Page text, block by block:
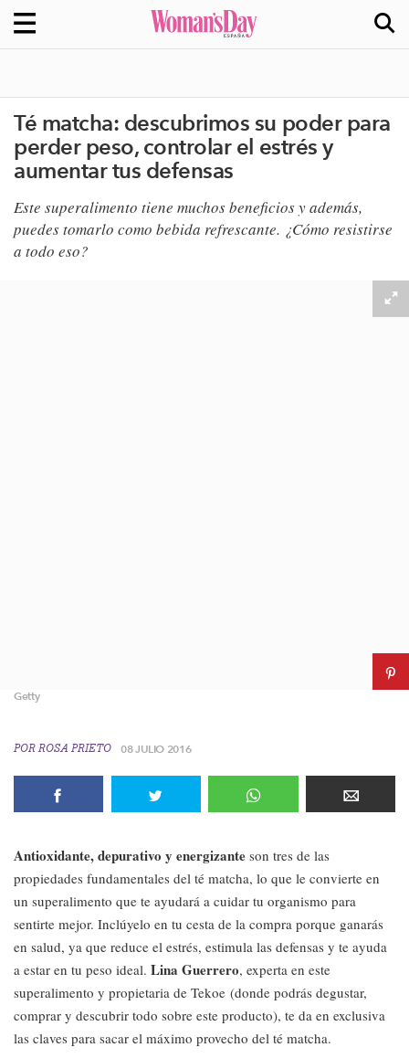
Té matcha: descubrimos su poder para
perder peso, controlar el estrés y
aumentar tus defensas
Este superalimento tiene muchos beneficios y además,
puedes tomarlo como bebida refrescante. ¿Cómo resistirse
a todo eso?
Getty
POR ROSA PRIETO 08 JULIO 2016
Antioxidante, depurativo y energizante son tres de las
propiedades fundamentales del té matcha, lo que le convierte en
un superalimento que te ayudará a cuidar tu organismo para
sentirte mejor. Inclúyelo en tu cesta de la compra porque ganarás
en salud, ya que reduce el estrés, estimula las defensas y te ayuda
a estar en tu peso ideal. Lina Guerrero, experta en este
superalimento y propietaria de Tekoe (donde podrás degustar,
comprar y descubrir todo sobre este producto), te da en exclusiva
las claves para sacar el máximo provecho del té matcha.